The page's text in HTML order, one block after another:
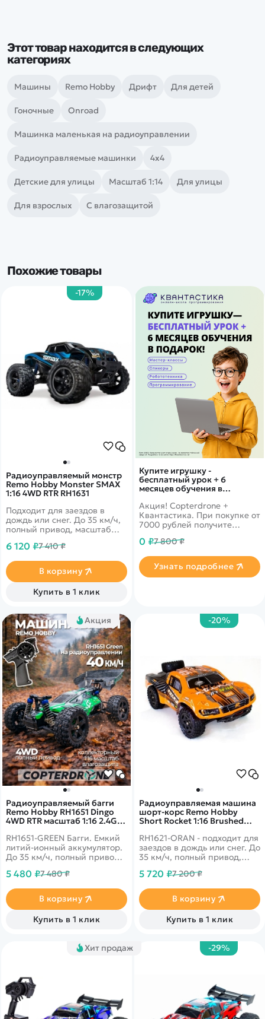
Этот товар находится в следующих
категориях
Машины Remo Hobby Дрифт Для детей
Гоночные Onroad
Машинка маленькая на радиоуправлении
Радиоуправляемые машинки 4х4
Детские для улицы Масштаб 1:14 Для улицы
Для взрослых С влагозащитой
Похожие товары
Купите игрушку -
бесплатный урок + 6
месяцев обучения в
Акция! Copterdrone +
Квантастика. При покупке от
7000 рублей получите
нашего партнера
0 ₽7 800 ₽
Узнать подробнее
-17%
Радиоуправляемый монстр
Remo Hobby Monster SMAX
1:16 4WD RTR RH1631
Подходит для заездов в
дождь или снег. До 35 км/ч,
полный привод, масштаб
6 120 ₽7 410 ₽
В корзину
Купить в 1 клик
Акция
Радиоуправляемый багги
Remo Hobby RH1651 Dingo
4WD RTR масштаб 1:16 2.4G -
RH1651-GREEN Багги. Емкий
литий-ионный аккумулятор.
До 35 км/ч, полный привод,
5 480 ₽7 480 ₽
В корзину
Купить в 1 клик
-20%
Радиоуправляемая машина
шорт-корс Remo Hobby
Short Rocket 1:16 Brushed
RH1621-ORAN - подходит для
заездов в дождь или снег. До
35 км/ч, полный привод,
5 720 ₽7 200 ₽
В корзину
Купить в 1 клик
Хит продаж -29%